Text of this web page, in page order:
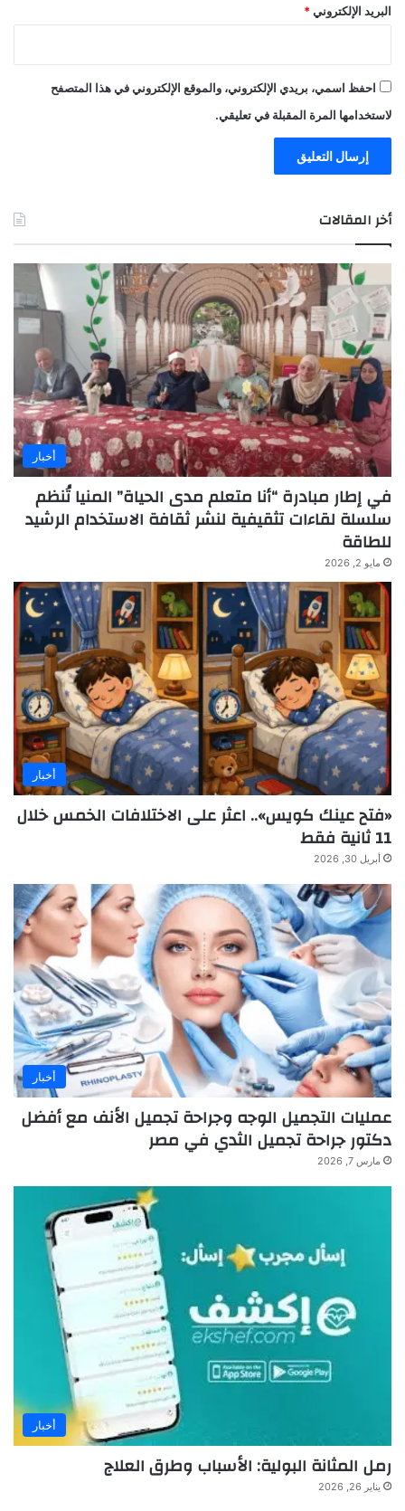
البريد الإلكتروني *
احفظ اسمي، بريدي الإلكتروني، والموقع الإلكتروني في هذا المتصفح
لاستخدامها المرة المقبلة في تعليقي.
أخر المقالات
أخبار
في إطار مبادرة “أنا متعلم مدى الحياة” المنيا تُنظم
سلسلة لقاءات تثقيفية لنشر ثقافة الاستخدام الرشيد
للطاقة
مايو 2, 2026
أخبار
«فتح عينك كويس».. اعثر على الاختلافات الخمس خلال
11 ثانية فقط
أبريل 30, 2026
أخبار
عمليات التجميل الوجه وجراحة تجميل الأنف مع أفضل
دكتور جراحة تجميل الثدي في مصر
مارس 7, 2026
أخبار
رمل المثانة البولية: الأسباب وطرق العلاج
يناير 26, 2026